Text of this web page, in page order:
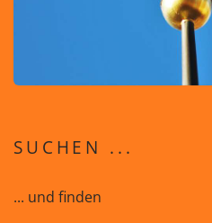
SUCHEN ...
... und finden